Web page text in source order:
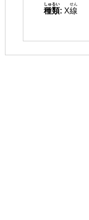
種類
しゅるい
: X線
せん